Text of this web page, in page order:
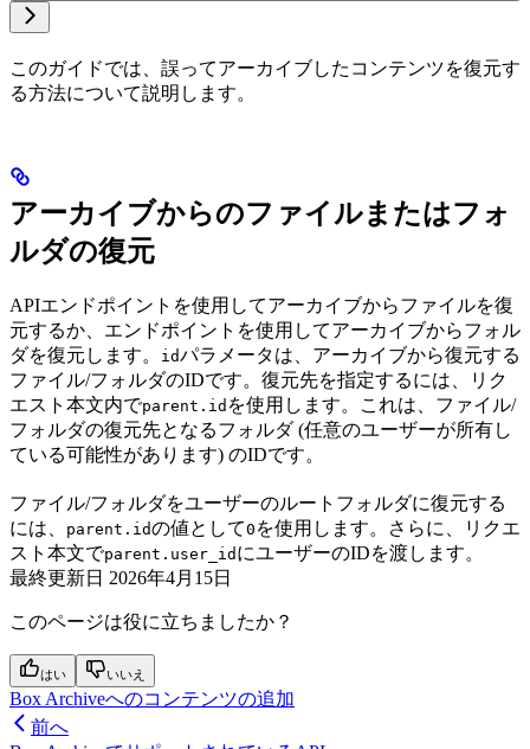
このガイドでは、誤ってアーカイブしたコンテンツを復元す
る方法について説明します。
アーカイブからのファイルまたはフォ
ルダの復元
APIエンドポイントを使用してアーカイブからファイルを復
元するか、 エンドポイントを使用してアーカイブからフォル
ダを復元します。
idパラメータは、アーカイブから復元する
ファイル/フォルダのIDです。復元先を指定するには、リク
エスト本文内でparent.id を使用します。これは、ファイル/
フォルダの復元先となるフォルダ (任意のユーザーが所有し
ている可能性があります) のIDです。
ファイル/フォルダをユーザーのルートフォルダに復元する
には、
parent.idの値として0 を使用します。さらに、リクエ
スト本文でparent.user_id にユーザーのIDを渡します。
最終更新日 2026年4月15日
このページは役に立ちましたか？
はい いいえ
Box Archiveへのコンテンツの追加
前へ